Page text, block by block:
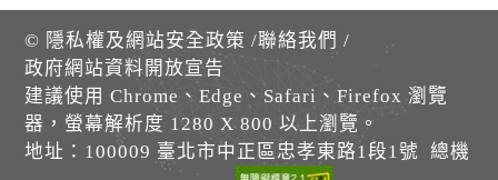
© 隱私權及網站安全政策 /聯絡我們 /
政府網站資料開放宣告
建議使用 Chrome、Edge、Safari、Firefox 瀏覽
器，螢幕解析度 1280 X 800 以上瀏覽。
地址：100009 臺北市中正區忠孝東路1段1號 總機